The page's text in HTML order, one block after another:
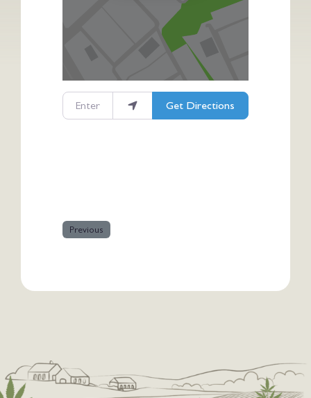
Enter your location
Get Directions
Previous